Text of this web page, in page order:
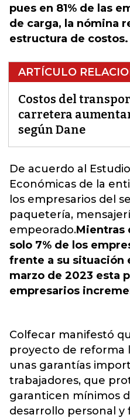
pues en 81% de las
de carga, la nómina
estructura de costos.
ARTÍCULO
Costos del
carretera
según Dane
De acuerdo al
Económicas de la
los empresarios del
paquetería,
empeorado.Mientras
solo 7% de los
frente a su situación
marzo de 2023 esta
empresarios
Colfecar manifestó
proyecto de reforma
unas garantías
trabajadores, que
garanticen mínimos
desarrollo personal y